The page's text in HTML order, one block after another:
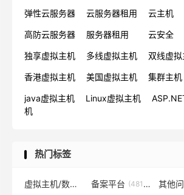
弹性云服务器 云服务器租用 云主机
高防云服务器 服务器租用 云安全
独享虚拟主机 多线虚拟主机 双线虚
香港虚拟主机 美国虚拟主机 集群主机
java虚拟主机 Linux虚拟主机
机
热门标签
虚拟主机/数据库问题 (57819)
备案平台 (48153) 其他